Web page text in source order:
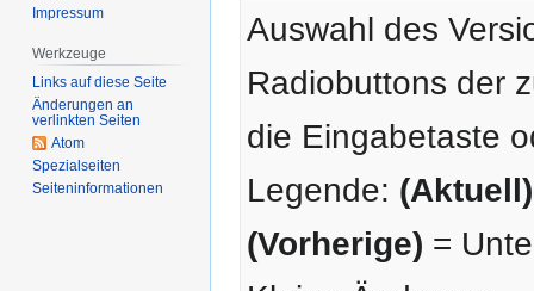
Auswahl des
Radiobuttons der
die Eingabetaste
Legende: (Aktuell)
(Vorherige) =
Impressum
Werkzeuge
Links auf diese Seite
Änderungen an
verlinkten Seiten
Atom
Spezialseiten
Seiten­­informationen